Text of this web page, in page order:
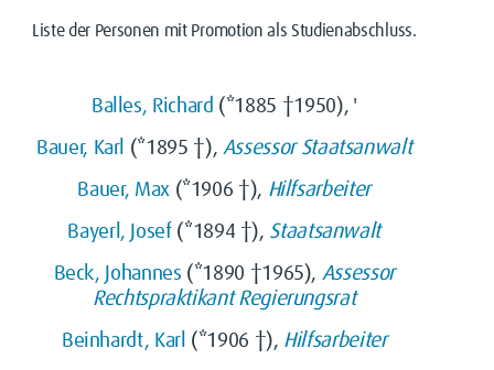
Liste der Personen mit Promotion als Studienabschluss.
Balles, Richard (*1885 †1950), '
Bauer, Karl (*1895 †), Assessor Staatsanwalt
Bauer, Max(*1906 †), Hilfsarbeiter
Bayerl, Josef(*1894 †), Staatsanwalt
Beck, Johannes (*1890 †1965), Assessor
Rechtspraktikant Regierungsrat
Beinhardt, Karl (*1906 †), Hilfsarbeiter